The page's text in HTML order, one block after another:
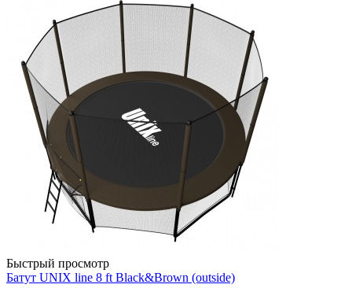
Быстрый просмотр
Батут UNIX line 8 ft Black&Brown (outside)